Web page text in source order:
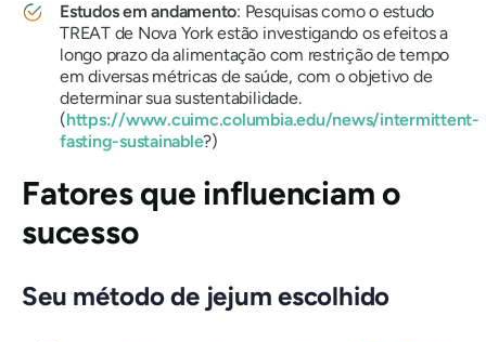
Estudos em andamento: Pesquisas como o estudo
TREAT de Nova York estão investigando os efeitos a
longo prazo da alimentação com restrição de tempo
em diversas métricas de saúde, com o objetivo de
determinar sua sustentabilidade.
(https://www.cuimc.columbia.edu/news/intermittent-
fasting-sustainable?)
Fatores que influenciam o
sucesso
Seu método de jejum escolhido